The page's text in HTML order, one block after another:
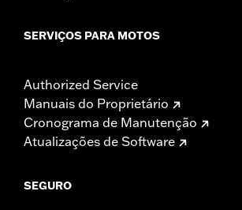
SERVIÇOS PARA MOTOS
Authorized Service
Manuais do Proprietário
Cronograma de Manutenção
Atualizações de Software
SEGURO